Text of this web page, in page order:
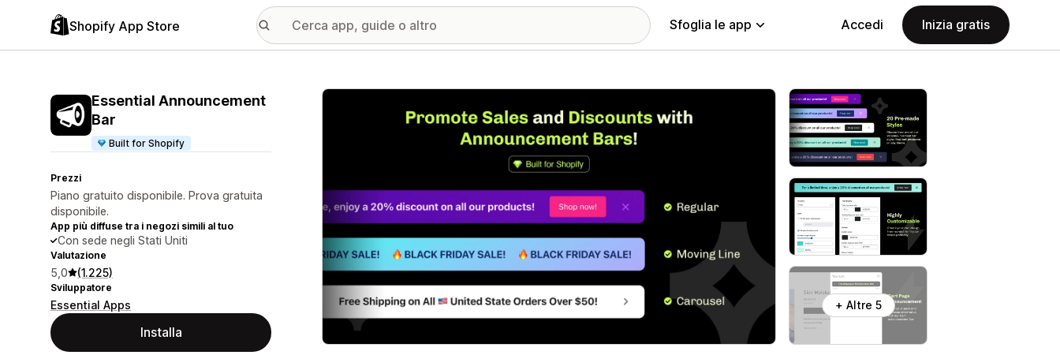
Shopify App Store Sfoglia le app Accedi Inizia gratis
Essential Announcement
Bar
Built for Shopify
Prezzi
Piano gratuito disponibile. Prova gratuita
disponibile.
App più diffuse tra i negozi simili al tuo
Con sede negli Stati Uniti
Valutazione
5,0 (1.225)
Sviluppatore
Essential Apps
Installa
Galleria immagini in evidenza
+ Altre 5